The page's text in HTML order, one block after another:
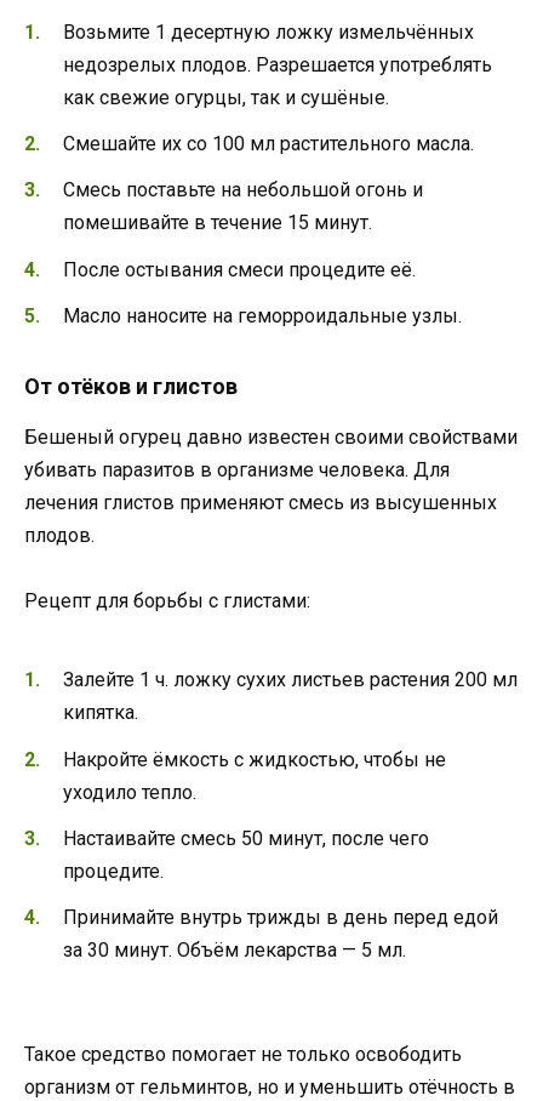
Возьмите 1 десертную ложку измельчённых
недозрелых плодов. Разрешается употреблять
как свежие огурцы, так и сушёные.
Смешайте их со 100 мл растительного масла.
Смесь поставьте на небольшой огонь и
помешивайте в течение 15 минут.
После остывания смеси процедите её.
Масло наносите на геморроидальные узлы.
От отёков и глистов
Бешеный огурец давно известен своими свойствами
убивать паразитов в организме человека. Для
лечения глистов применяют смесь из высушенных
плодов.
Рецепт для борьбы с глистами:
Залейте 1 ч. ложку сухих листьев растения 200 мл
кипятка.
Накройте ёмкость с жидкостью, чтобы не
уходило тепло.
Настаивайте смесь 50 минут, после чего
процедите.
Принимайте внутрь трижды в день перед едой
за 30 минут. Объём лекарства — 5 мл.
Такое средство помогает не только освободить
организм от гельминтов, но и уменьшить отёчность в